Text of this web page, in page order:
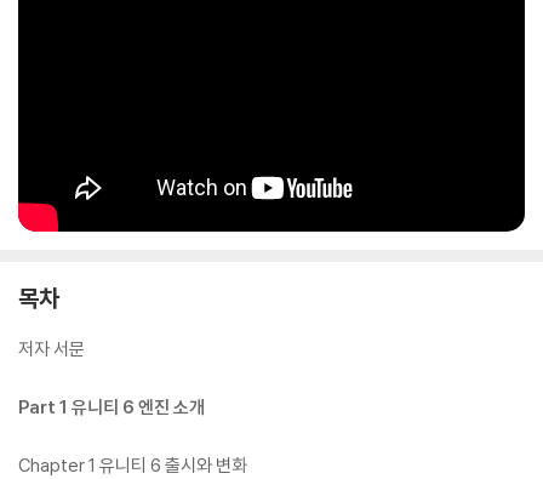
목차
저자 서문
Part 1 유니티 6 엔진 소개
Chapter 1 유니티 6 출시와 변화